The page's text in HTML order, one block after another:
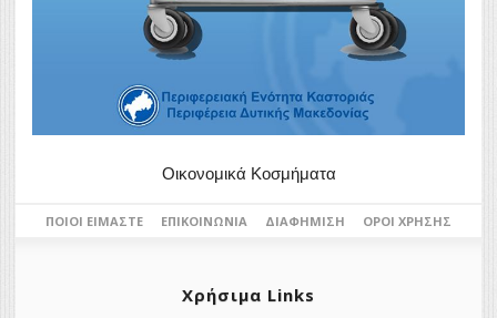
Οικονομικά Κοσμήματα
ΠΟΙΟΙ ΕΊΜΑΣΤΕ ΕΠΙΚΟΙΝΩΝΊΑ ΔΙΑΦΉΜΙΣΗ ΌΡΟΙ ΧΡΉΣΗΣ
Χρήσιμα Links